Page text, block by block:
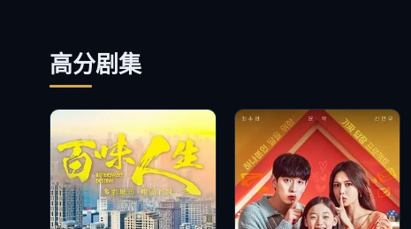
高分剧集